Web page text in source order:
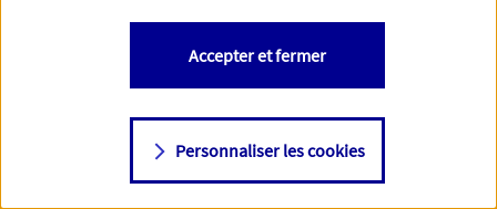
Vous êtes libre de les accepter, de les refuser comme de
changer d'avis à tout moment en allant sur
Consulter notre politique decookies
Personnaliser les cookies
Accepter et fermer